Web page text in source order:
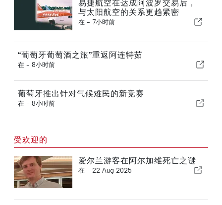
易捷航空在达成阿波罗交易后，
与太阳航空的关系更趋紧密
在 - 7小时前
“葡萄牙葡萄酒之旅”重返阿连特茹
在 - 8小时前
葡萄牙推出针对气候难民的新竞赛
在 - 8小时前
受欢迎的
爱尔兰游客在阿尔加维死亡之谜
在 - 22 Aug 2025